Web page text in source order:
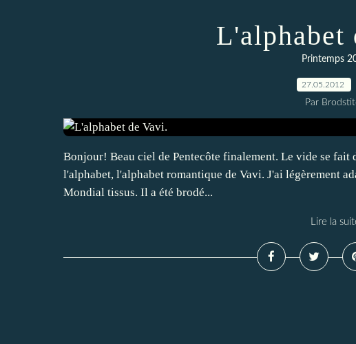
L'alphabet
Printemps
27.05.2012
Par
Bonjour! Beau ciel de Pentecôte finalement. Le vide se
l'alphabet, l'alphabet romantique de Vavi. J'ai légèrement
Mondial tissus. Il a été brodé...
Lire la